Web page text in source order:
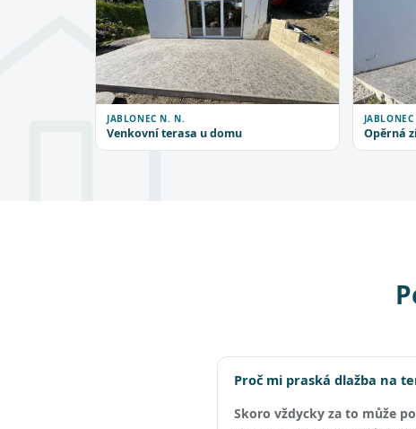
JABLONEC N. N.
Venkovní terasa u domu Opěrná
Proč mi praská dlažba na
Skoro vždycky za to může